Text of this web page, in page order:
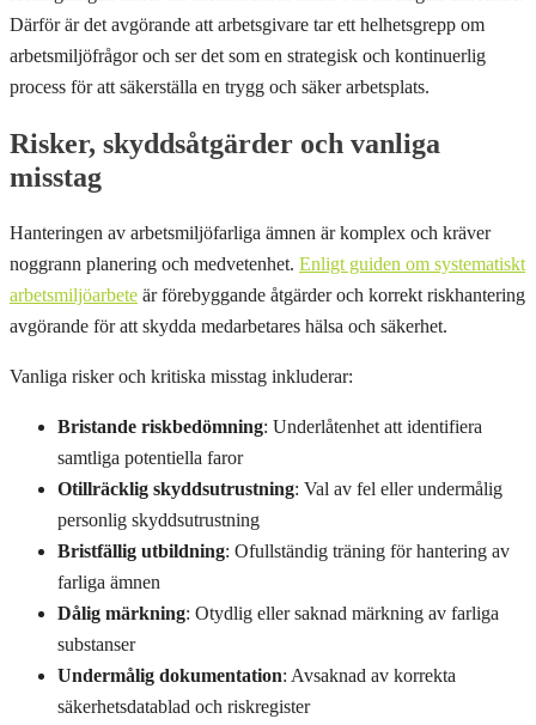
Därför är det avgörande att arbetsgivare tar ett helhetsgrepp om
arbetsmiljöfrågor och ser det som en strategisk och kontinuerlig
process för att säkerställa en trygg och säker arbetsplats.
Risker, skyddsåtgärder och vanliga
misstag
Hanteringen av arbetsmiljöfarliga ämnen är komplex och kräver
noggrann planering och medvetenhet. Enligt guiden om systematiskt
arbetsmiljöarbete är förebyggande åtgärder och korrekt riskhantering
avgörande för att skydda medarbetares hälsa och säkerhet.
Vanliga risker och kritiska misstag inkluderar:
Bristande riskbedömning: Underlåtenhet att identifiera
samtliga potentiella faror
Otillräcklig skyddsutrustning: Val av fel eller undermålig
personlig skyddsutrustning
Bristfällig utbildning: Ofullständig träning för hantering av
farliga ämnen
Dålig märkning: Otydlig eller saknad märkning av farliga
substanser
Undermålig dokumentation: Avsaknad av korrekta
säkerhetsdatablad och riskregister